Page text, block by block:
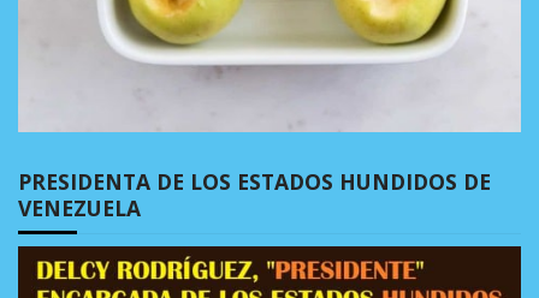
PRESIDENTA DE LOS ESTADOS HUNDIDOS DE
VENEZUELA